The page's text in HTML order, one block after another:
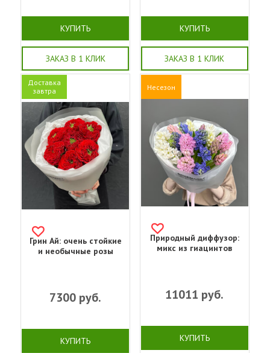
КУПИТЬ
ЗАКАЗ В 1 КЛИК
КУПИТЬ
ЗАКАЗ В 1 КЛИК
Доставка
завтра
Грин Ай: очень стойкие
и необычные розы
7300 руб.
КУПИТЬ
Несезон
Природный диффузор:
микс из гиацинтов
11011 руб.
КУПИТЬ